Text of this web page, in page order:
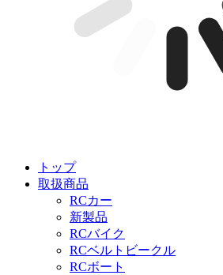
トップ
取扱商品
RCカー
新製品
RCバイク
RCベルトビークル
RCボート